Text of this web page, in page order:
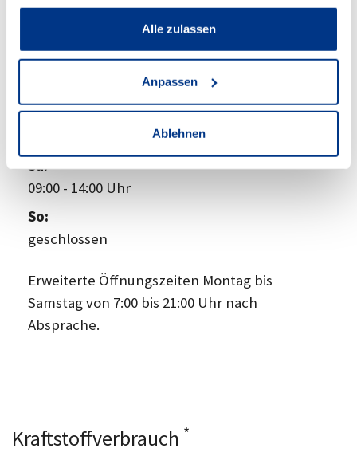
Alle zulassen
Anpassen
Ablehnen
Öffnungszeiten Verkauf
Mo - Fr:
Sa:
09:00 - 14:00 Uhr
So:
geschlossen
Erweiterte Öffnungszeiten Montag bis
Samstag von 7:00 bis 21:00 Uhr nach
Absprache.
Kraftstoffverbrauch *